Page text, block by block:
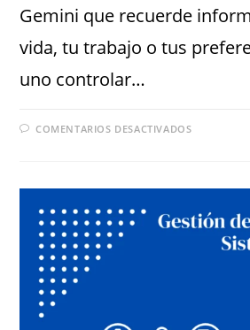
Gemini que recuerde
vida, tu trabajo o tus
uno controlar…
COMENTARIOS DESACTIVADOS